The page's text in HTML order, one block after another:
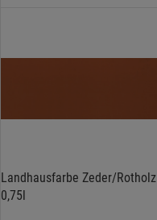
Landhausfarbe Zeder/Rotholz
0,75l